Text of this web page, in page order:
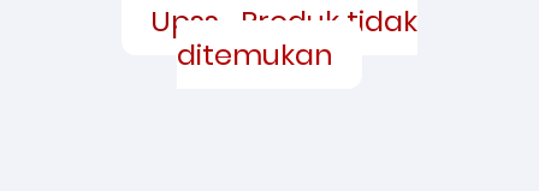
Upss... Produk tidak
ditemukan